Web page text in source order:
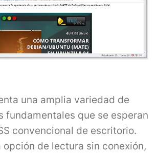
una amplia variedad de
fundamentales que se esperan
convencional de escritorio.
opción de lectura sin conexión,